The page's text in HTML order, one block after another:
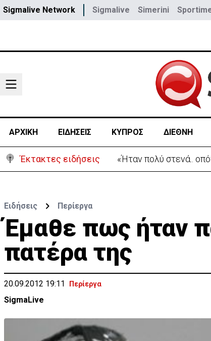
Sigmalive Network Sigmalive Simerini
ΑΡΧΙΚΗ ΕΙΔΗΣΕΙΣ ΚΥΠΡΟΣ ΔΙΕΘΝΗ
Έκτακτες ειδήσεις Αεροδρόμιο
Ειδήσεις Περίεργα
Έμαθε πως ήταν
πατέρα της
20.09.2012 19:11 Περίεργα
SigmaLive